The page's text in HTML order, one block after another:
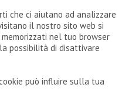
che ci aiutano ad analizzare
il nostro sito web si
nel tuo browser
possibilità di disattivare
può influire sulla tua